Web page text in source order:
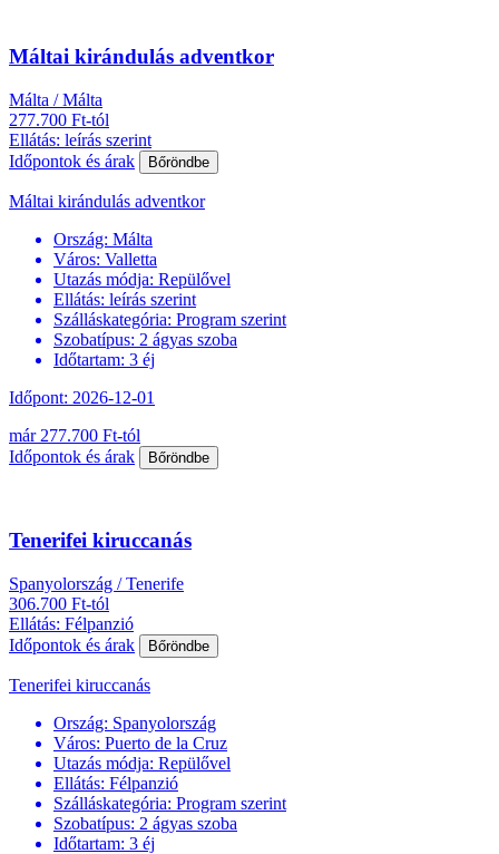
Máltai kirándulás adventkor
Málta / Málta
277.700 Ft-tól
Ellátás: leírás szerint
Időpontok és árak
Bőröndbe
Máltai kirándulás adventkor
Ország: Málta
Város: Valletta
Utazás módja: Repülővel
Ellátás: leírás szerint
Szálláskategória: Program szerint
Szobatípus: 2 ágyas szoba
Időtartam: 3 éj
Időpont: 2026-12-01
már 277.700 Ft-tól
Időpontok és árak
Bőröndbe
Tenerifei kiruccanás
Spanyolország / Tenerife
306.700 Ft-tól
Ellátás: Félpanzió
Időpontok és árak
Bőröndbe
Tenerifei kiruccanás
Ország: Spanyolország
Város: Puerto de la Cruz
Utazás módja: Repülővel
Ellátás: Félpanzió
Szálláskategória: Program szerint
Szobatípus: 2 ágyas szoba
Időtartam: 3 éj